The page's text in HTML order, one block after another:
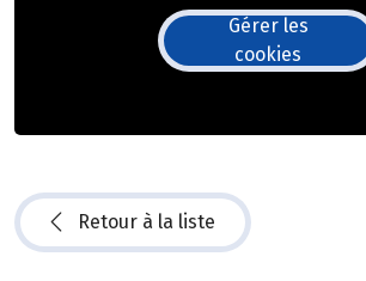
Gérer les
cookies
Retour à la liste